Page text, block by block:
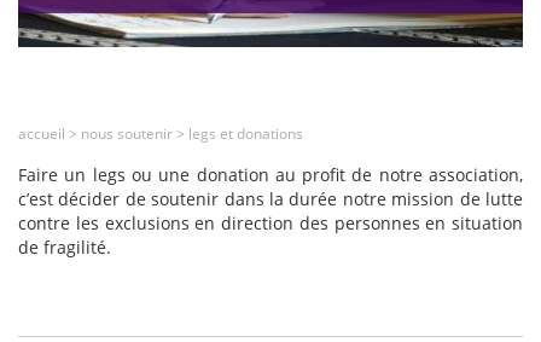
accueil > nous soutenir> legs et donations
Faire un legs ou une donation au profit de notre association,
c’est décider de soutenir dans la durée notre mission de lutte
contre les exclusions en direction des personnes en situation
de fragilité.